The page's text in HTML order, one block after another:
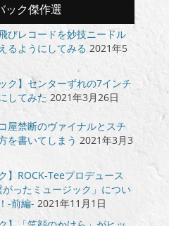
ック傑作選
びレコードを妙技ニードル
るようにしてみる 2021年5
ク】センターずれの7インチ
してみた 2021年3月26日
屋禁断のヴァイナルとスチ
を書いてしまう 2021年3月3
】ROCK-Teeプロデュース
ったミュージック」につい
-前編- 2021年11月1日